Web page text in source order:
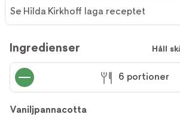
Kirkhoff
laga
receptet
Se Hilda Kirkhoff laga receptet
Ingredienser Håll
6 portioner
Vaniljpannacotta